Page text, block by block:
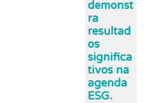
demonst
ra
resultad
os
significa
tivos na
agenda
ESG.